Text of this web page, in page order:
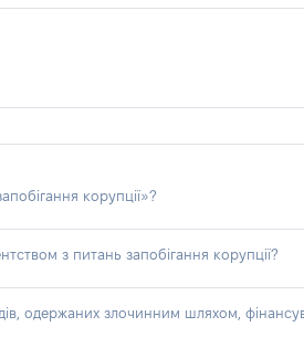
корупції»?
з питань запобігання корупції?
одержаних злочинним шляхом,